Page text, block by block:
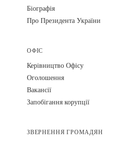
Біографія
Про Президента України
ОФІС
Керівництво Офісу
Оголошення
Вакансії
Запобігання корупції
ЗВЕРНЕННЯ ГРОМАДЯН